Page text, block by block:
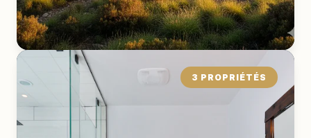
Terrain
3 PROPRIÉTÉS